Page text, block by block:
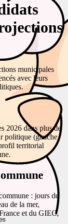
municipales
avec leurs
2026 dans plus de
politique (gauche,
territorial
: jours de
de la mer,
et du GIEC,